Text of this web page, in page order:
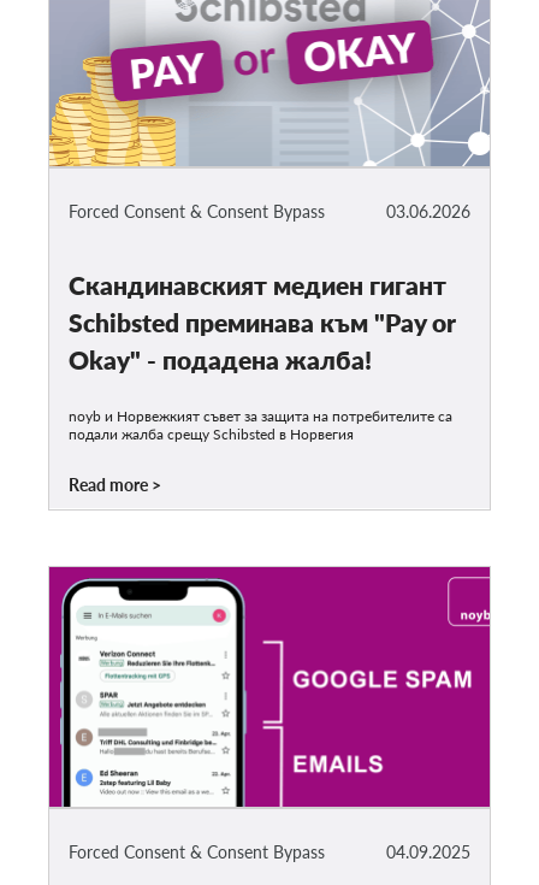
03.06.2026
Forced Consent & Consent Bypass
Скандинавският медиен гигант
Schibsted преминава към "Pay or
Okay" - подадена жалба!
noyb и Норвежкият съвет за защита на потребителите са
подали жалба срещу Schibsted в Норвегия
Read more
04.09.2025
Forced Consent & Consent Bypass